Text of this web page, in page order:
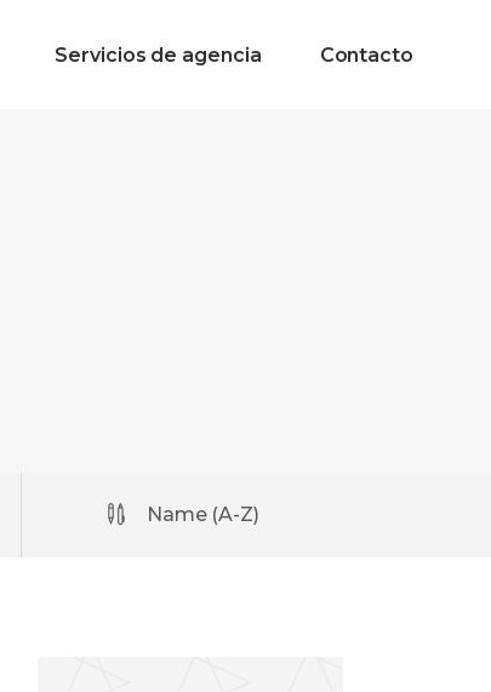
Servicios de agencia Contacto
Name (A-Z)